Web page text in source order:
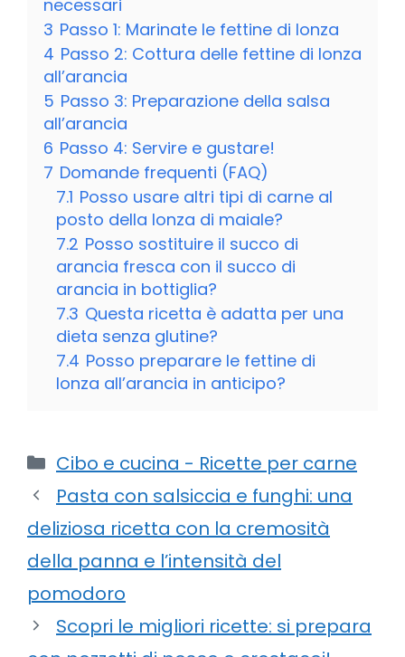
necessari
3 Passo 1: Marinate le fettine di lonza
4 Passo 2: Cottura delle fettine di lonza
all’arancia
5 Passo 3: Preparazione della salsa
all’arancia
6 Passo 4: Servire e gustare!
7 Domande frequenti (FAQ)
7.1 Posso usare altri tipi di carne al
posto della lonza di maiale?
7.2 Posso sostituire il succo di
arancia fresca con il succo di
arancia in bottiglia?
7.3 Questa ricetta è adatta per una
dieta senza glutine?
7.4 Posso preparare le fettine di
lonza all’arancia in anticipo?
Categorie
Cibo e cucina - Ricette per carne
Pasta con salsiccia e funghi: una
deliziosa ricetta con la cremosità
della panna e l’intensità del
pomodoro
Scopri le migliori ricette: si prepara